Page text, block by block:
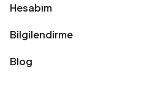
Hesabım
Bilgilendirme
Blog